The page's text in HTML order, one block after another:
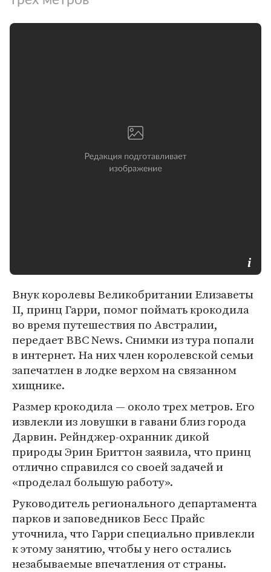
Внук королевы Великобритании Елизаветы
II, принц Гарри, помог поймать крокодила
во время путешествия по Австралии,
передает BBC News. Снимки из тура попали
в интернет. На них член королевской семьи
запечатлен в лодке верхом на связанном
хищнике.
Размер крокодила — около трех метров. Его
извлекли из ловушки в гавани близ города
Дарвин. Рейнджер-охранник дикой
природы Эрин Бриттон заявила, что принц
отлично справился со своей задачей и
«проделал большую работу».
Руководитель регионального департамента
парков и заповедников Бесс Прайс
уточнила, что Гарри специально привлекли
к этому занятию, чтобы у него остались
незабываемые впечатления от страны.